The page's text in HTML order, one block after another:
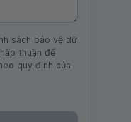
sách bảo vệ dữ
thuận để
quy định của